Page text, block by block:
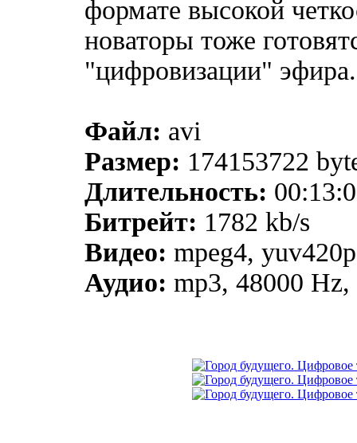
формате высокой
новаторы тоже
"цифровизации" эфира.
Файл: avi
Размер: 174153722
Длительность:
Битрейт: 1782 kb/s
Видео: mpeg4,
Аудио: mp3, 48000 Hz,